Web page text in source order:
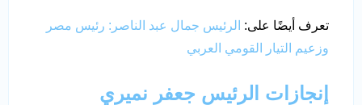
تعرف أيضًا على: الرئيس جمال عبد الناصر: رئيس مصر
وزعيم التيار القومي العربي
إنجازات الرئيس جعفر نميري